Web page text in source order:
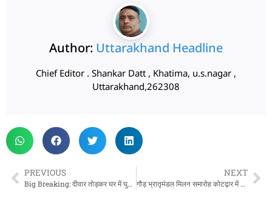
Author: Uttarakhand Headline
Chief Editor . Shankar Datt , Khatima, u.s.nagar ,
Uttarakhand,262308
PREVIOUS
Big Breaking: दीवार तोड़कर घर में घुसा तेज़ रफ्तार वाहन, डेढ़ साल की मासूम बच्ची की मौत, किशोर गंभीर घायल
NEXT
गौड़ भ्रातृमंडल मिलन समारोह कोटद्वार में धूमधाम से संपन्न, गौड़ वंशावली पुस्तक का हुआ विमोचन